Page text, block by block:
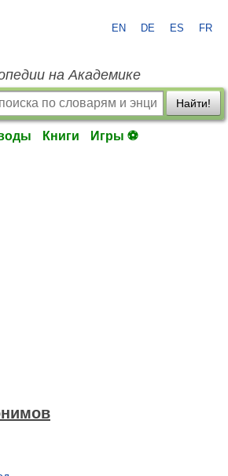
EN DE ES FR
на Академике
Найти!
Книги Игры ⚽